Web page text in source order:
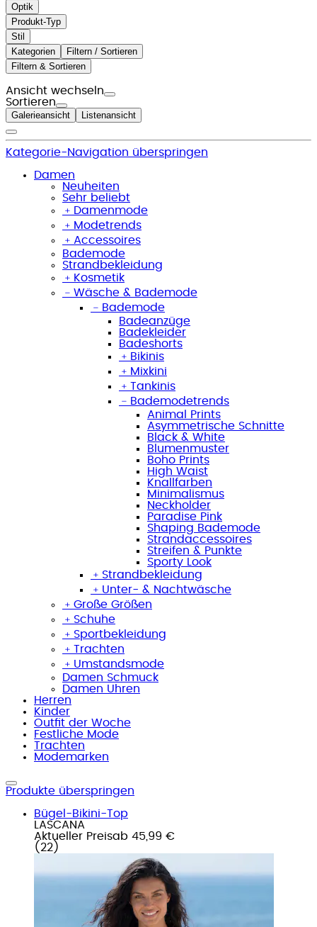
Optik
Produkt-Typ
Stil
Kategorien
Filtern / Sortieren
Filtern & Sortieren
Ansicht wechseln
Sortieren
Galerieansicht Listenansicht
Kategorie-Navigation überspringen
Damen
Neuheiten
Sehr beliebt
﹢ Damenmode
﹢ Modetrends
﹢ Accessoires
Bademode
Strandbekleidung
﹢ Kosmetik
﹣ Wäsche & Bademode
﹣ Bademode
Badeanzüge
Badekleider
Badeshorts
﹢ Bikinis
﹢ Mixkini
﹢ Tankinis
﹣ Bademodetrends
Animal Prints
Asymmetrische Schnitte
Black & White
Blumenmuster
Boho Prints
High Waist
Knallfarben
Minimalismus
Neckholder
Paradise Pink
Shaping Bademode
Strandaccessoires
Streifen & Punkte
Sporty Look
﹢ Strandbekleidung
﹢ Unter- & Nachtwäsche
﹢ Große Größen
﹢ Schuhe
﹢ Sportbekleidung
﹢ Trachten
﹢ Umstandsmode
Damen Schmuck
Damen Uhren
Herren
Kinder
Outfit der Woche
Festliche Mode
Trachten
Modemarken
Produkte überspringen
Bügel-Bikini-Top
LASCANA
Aktueller Preisab 45,99 €
( 22 )